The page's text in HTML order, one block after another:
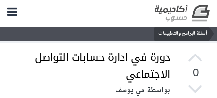
أسئلة البرامج والتطبيقات
0
دورة في ادارة حسابات التواصل
الاجتماعي
بواسطة مي يوسف